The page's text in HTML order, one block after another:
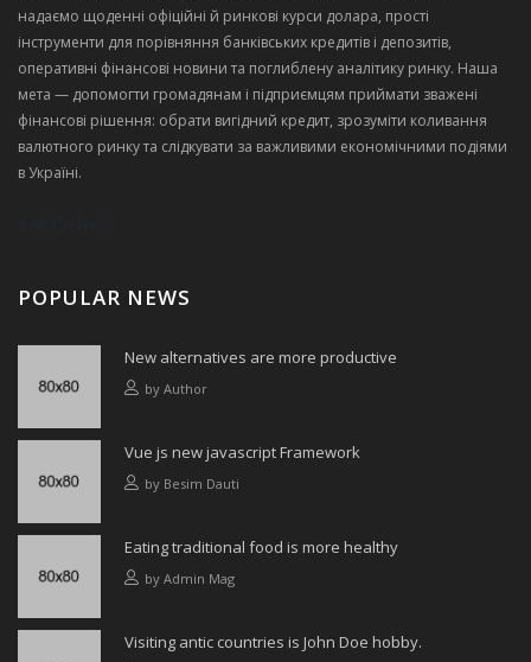
надаємо щоденні офіційні й ринкові курси долара, прості
інструменти для порівняння банківських кредитів і депозитів,
оперативні фінансові новини та поглиблену аналітику ринку. Наша
мета — допомогти громадянам і підприємцям приймати зважені
фінансові рішення: обрати вигідний кредит, зрозуміти коливання
валютного ринку та слідкувати за важливими економічними подіями
в Україні.
POPULAR NEWS
New alternatives are more productive
by Author
Vue js new javascript Framework
by Besim Dauti
Eating traditional food is more healthy
by Admin Mag
Visiting antic countries is John Doe hobby.